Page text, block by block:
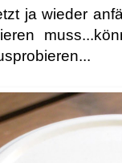
ja wieder